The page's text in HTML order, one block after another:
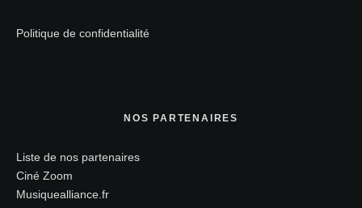
Politique de confidentialité
NOS PARTENAIRES
Liste de nos partenaires
Ciné Zoom
Musiquealliance.fr